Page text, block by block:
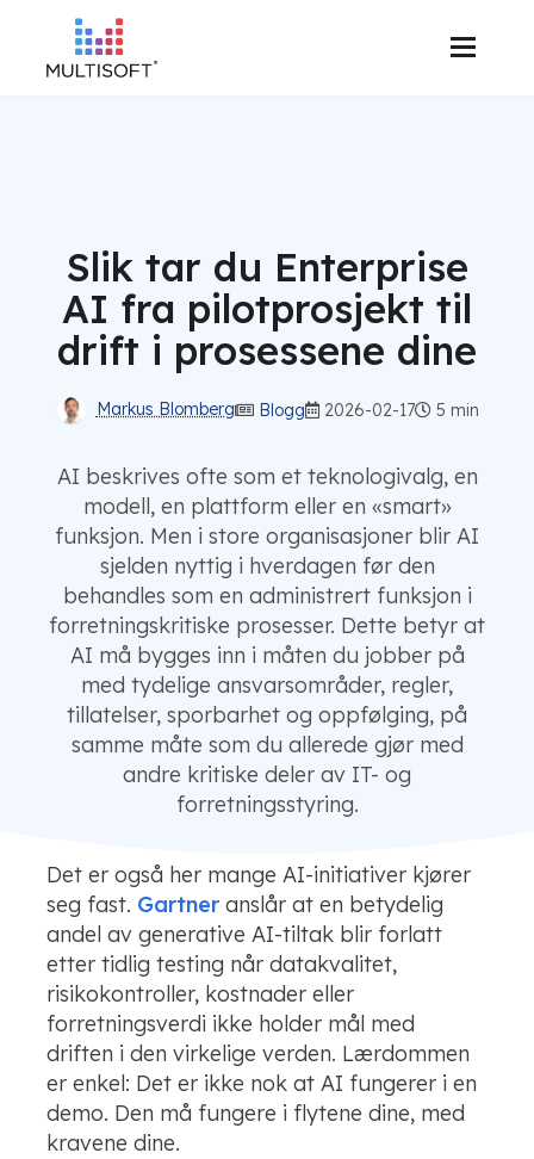
Slik tar du Enterprise
AI fra pilotprosjekt til
drift i prosessene dine
Markus Blomberg Blogg 2026-02-17 5 min
AI beskrives ofte som et teknologivalg, en
modell, en plattform eller en «smart»
funksjon. Men i store organisasjoner blir AI
sjelden nyttig i hverdagen før den
behandles som en administrert funksjon i
forretningskritiske prosesser. Dette betyr at
AI må bygges inn i måten du jobber på
med tydelige ansvarsområder, regler,
tillatelser, sporbarhet og oppfølging, på
samme måte som du allerede gjør med
andre kritiske deler av IT- og
forretningsstyring.
Det er også her mange AI-initiativer kjører
seg fast. Gartner anslår at en betydelig
andel av generative AI-tiltak blir forlatt
etter tidlig testing når datakvalitet,
risikokontroller, kostnader eller
forretningsverdi ikke holder mål med
driften i den virkelige verden. Lærdommen
er enkel: Det er ikke nok at AI fungerer i en
demo. Den må fungere i flytene dine, med
kravene dine.